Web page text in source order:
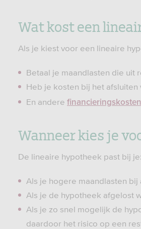
Wat kost een
Als je kiest voor een lineaire
Betaal je maandlasten die uit
Heb je kosten bij het afsluiten
En andere financieringskosten
Wanneer kies je
De lineaire hypotheek past bij je:
Als je hogere maandlasten
Als je de hypotheek afgelost
Als je zo snel mogelijk de
daardoor het risico op een